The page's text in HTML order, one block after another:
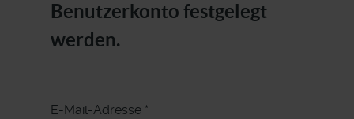
Benutzerkonto festgelegt
werden.
E-Mail-Adresse *